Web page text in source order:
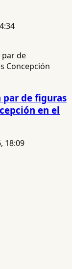
par de figuras
en el
18:09